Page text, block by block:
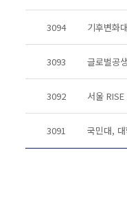
3094 기후변화
3093 글로벌공
3092 서울
3091 국민대,